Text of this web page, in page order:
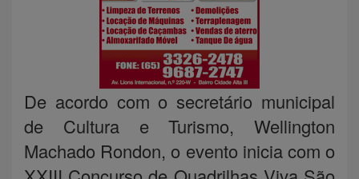
De acordo com o secretário municipal
de Cultura e Turismo, Wellington
Machado Rondon, o evento inicia com o